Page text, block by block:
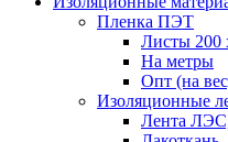
Пленка ПЭТ
Листы 200
На метры
Опт (на
Изоляционные
Лента